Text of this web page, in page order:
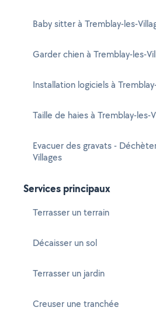
Baby sitter à Tremblay-les-
Garder chien à Tremblay-les-
Installation logiciels à
Taille de haies à Tremblay-les-
Evacuer des gravats -
Villages
Services principaux
Terrasser un terrain
Décaisser un sol
Terrasser un jardin
Creuser une tranchée